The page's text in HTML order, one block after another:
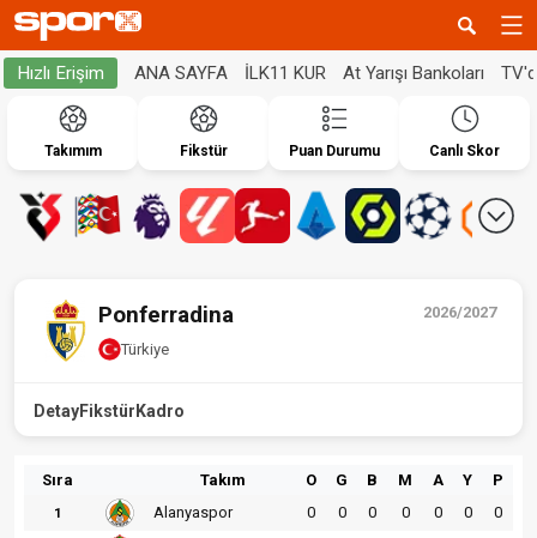
Hızlı Erişim ANA SAYFA İLK11 KUR At Yarışı Bankoları
Takımım Fikstür Puan Durumu Canlı Skor
2026/2027
Ponferradina
Türkiye
DetayFikstür Kadro
Sıra Takım O G B M A Y P
1 Alanyaspor 0 0 0 0 0 0 0